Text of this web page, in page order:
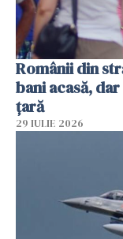
Românii din
bani acasă,
țară
29 IULIE 2026